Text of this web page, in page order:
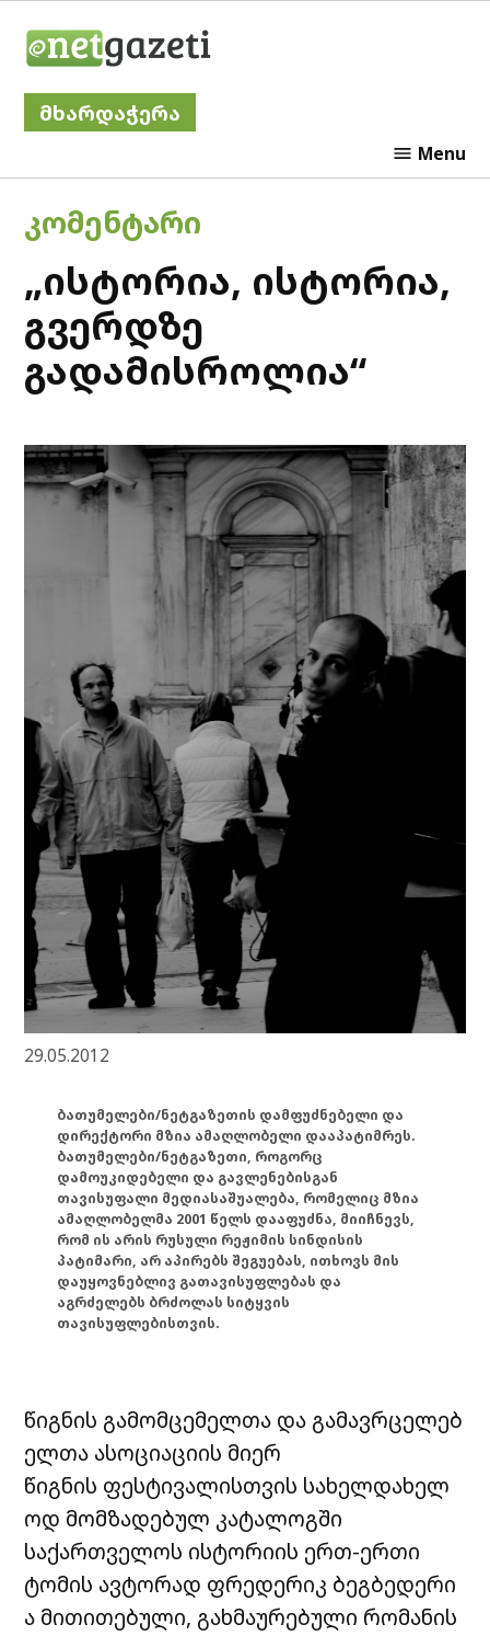
მხარდაჭერა
Menu
POSTED
ᲙᲝᲛᲔᲜᲢᲐᲠᲘ
„ისტორია, ისტორია,
გვერდზე
გადამისროლია“
29.05.2012
ბათუმელები/ნეტგაზეთის დამფუძნებელი და
დირექტორი მზია ამაღლობელი დააპატიმრეს.
ბათუმელები/ნეტგაზეთი, როგორც
დამოუკიდებელი და გავლენებისგან
თავისუფალი მედიასაშუალება, რომელიც მზია
ამაღლობელმა 2001 წელს დააფუძნა, მიიჩნევს,
რომ ის არის რუსული რეჟიმის სინდისის
პატიმარი, არ აპირებს შეგუებას, ითხოვს მის
დაუყოვნებლივ გათავისუფლებას და
აგრძელებს ბრძოლას სიტყვის
თავისუფლებისთვის.
წიგნის გამომცემელთა და გამავრცელებ
ელთა ასოციაციის მიერ
წიგნის ფესტივალისთვის სახელდახელ
ოდ მომზადებულ კატალოგში
საქართველოს ისტორიის ერთ-ერთი
ტომის ავტორად ფრედერიკ ბეგბედერი
ა მითითებული, გახმაურებული რომანის